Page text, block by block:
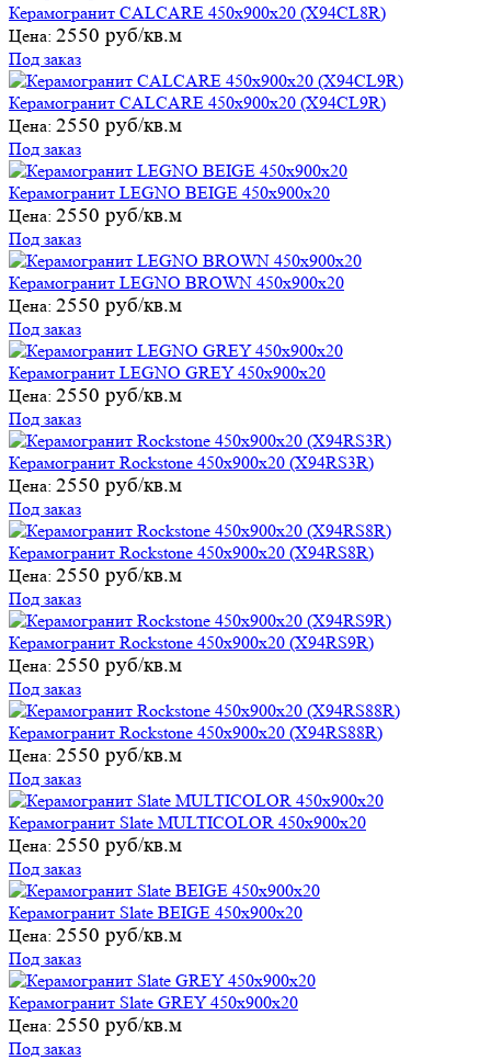
Керамогранит CALCARE 450х900х20 (X94CL8R)
Цена: 2550 руб/кв.м
Под заказ
Керамогранит CALCARE 450х900х20 (X94CL9R)
Цена: 2550 руб/кв.м
Под заказ
Керамогранит LEGNO BEIGE 450х900х20
Цена: 2550 руб/кв.м
Под заказ
Керамогранит LEGNO BROWN 450х900х20
Цена: 2550 руб/кв.м
Под заказ
Керамогранит LEGNO GREY 450х900х20
Цена: 2550 руб/кв.м
Под заказ
Керамогранит Rockstone 450х900х20 (X94RS3R)
Цена: 2550 руб/кв.м
Под заказ
Керамогранит Rockstone 450х900х20 (X94RS8R)
Цена: 2550 руб/кв.м
Под заказ
Керамогранит Rockstone 450х900х20 (X94RS9R)
Цена: 2550 руб/кв.м
Под заказ
Керамогранит Rockstone 450х900х20 (X94RS88R)
Цена: 2550 руб/кв.м
Под заказ
Керамогранит Slate MULTICOLOR 450х900х20
Цена: 2550 руб/кв.м
Под заказ
Керамогранит Slate BEIGE 450х900х20
Цена: 2550 руб/кв.м
Под заказ
Керамогранит Slate GREY 450х900х20
Цена: 2550 руб/кв.м
Под заказ